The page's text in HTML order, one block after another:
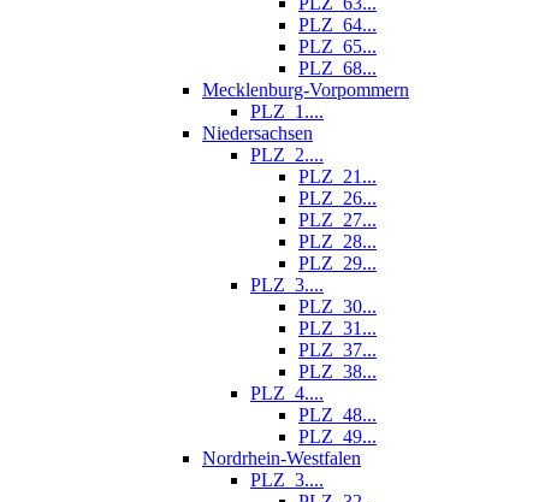
PLZ_64...
PLZ_65...
PLZ_68...
Mecklenburg-Vorpommern
PLZ_1....
Niedersachsen
PLZ_2....
PLZ_21...
PLZ_26...
PLZ_27...
PLZ_28...
PLZ_29...
PLZ_3....
PLZ_30...
PLZ_31...
PLZ_37...
PLZ_38...
PLZ_4....
PLZ_48...
PLZ_49...
Nordrhein-Westfalen
PLZ_3....